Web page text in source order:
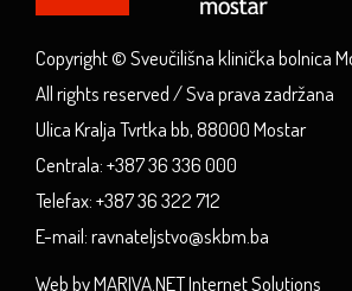
Copyright © Sveučilišna klinička bolnica
All rights reserved / Sva prava zadržana
Ulica Kralja Tvrtka bb, 88000 Mostar
Centrala: +387 36 336 000
Telefax: +387 36 322 712
E-mail: ravnateljstvo@skbm.ba
Web by MARIVA.NET Internet Solutions